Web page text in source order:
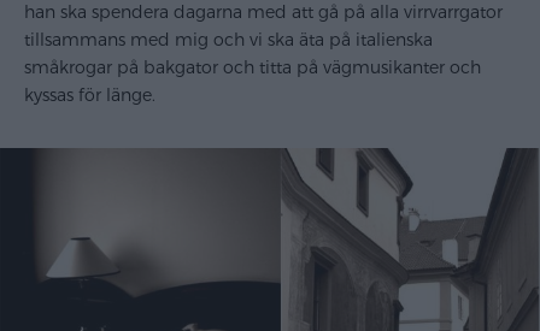
han ska spendera dagarna med att gå på alla virrvarrgator
tillsammans med mig och vi ska äta på italienska
småkrogar på bakgator och titta på vägmusikanter och
kyssas för länge.